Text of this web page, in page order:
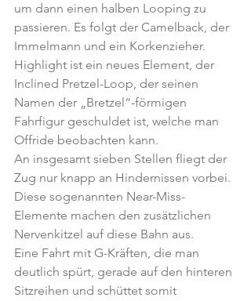
um dann einen halben Looping zu
passieren. Es folgt der Camelback, der
Immelmann und ein Korkenzieher.
Highlight ist ein neues Element, der
Inclined Pretzel-Loop, der seinen
Namen der „Bretzel“-förmigen
Fahrfigur geschuldet ist, welche man
Offride beobachten kann.
An insgesamt sieben Stellen fliegt der
Zug nur knapp an Hindernissen vorbei.
Diese sogenannten Near-Miss-
Elemente machen den zusätzlichen
Nervenkitzel auf diese Bahn aus.
Eine Fahrt mit G-Kräften, die man
deutlich spürt, gerade auf den hinteren
Sitzreihen und schüttet somit